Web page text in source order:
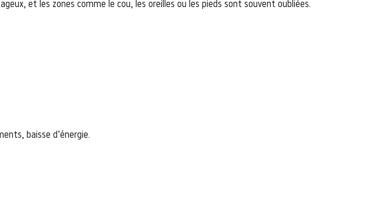
et les zones comme le cou, les oreilles ou les pieds sont souvent oubliées.
baisse d’énergie.